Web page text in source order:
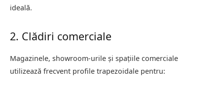
ideală.
2. Clădiri comerciale
Magazinele, showroom-urile și spațiile comerciale
utilizează frecvent profile trapezoidale pentru: